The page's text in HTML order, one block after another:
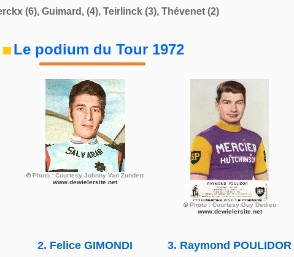
(6), Guimard, (4), Teirlinck (3), Thévenet (2)
Le podium du Tour 1972
© Photo : Courtesy Johnny Van Zundert
www.dewielersite.net
© Photo : Courtesy Guy Dedieu
www.dewielersite.net
2. Felice GIMONDI 3. Raymond POULIDOR